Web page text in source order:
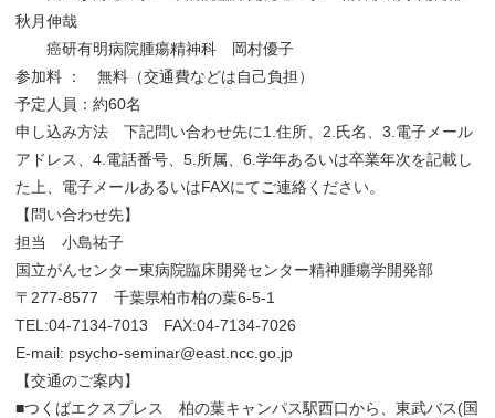
秋月伸哉
癌研有明病院腫瘍精神科 岡村優子
参加料 ： 無料（交通費などは自己負担）
予定人員：約60名
申し込み方法 下記問い合わせ先に1.住所、2.氏名、3.電子メール
アドレス、4.電話番号、5.所属、6.学年あるいは卒業年次を記載し
た上、電子メールあるいはFAXにてご連絡ください。
【問い合わせ先】
担当 小島祐子
国立がんセンター東病院臨床開発センター精神腫瘍学開発部
〒277-8577 千葉県柏市柏の葉6-5-1
TEL:04-7134-7013 FAX:04-7134-7026
E-mail: psycho-seminar@east.ncc.go.jp
【交通のご案内】
■つくばエクスプレス 柏の葉キャンパス駅西口から、東武バス(国